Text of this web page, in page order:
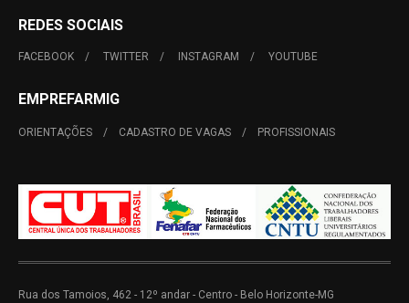
REDES SOCIAIS
FACEBOOK TWITTER INSTAGRAM YOUTUBE
EMPREFARMIG
ORIENTAÇÕES CADASTRO DE VAGAS PROFISSIONAIS
Rua dos Tamoios, 462 - 12º andar - Centro - Belo Horizonte-MG